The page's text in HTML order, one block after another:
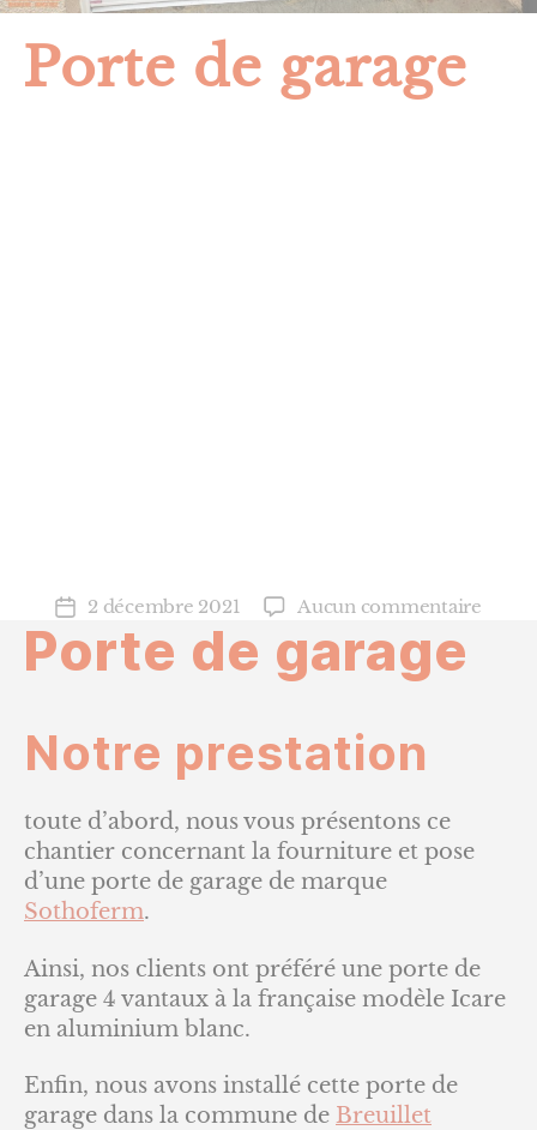
Porte de garage
Date
l’article
2 décembre 2021 Aucun commentairesur
Porte de garage
Notre prestation
toute d’abord, nous vous présentons ce
chantier concernant la fourniture et pose
d’une porte de garage de marque
Sothoferm.
Ainsi, nos clients ont préféré une porte de
garage 4 vantaux à la française modèle Icare
en aluminium blanc.
Enfin, nous avons installé cette porte de
garage dans la commune de Breuillet